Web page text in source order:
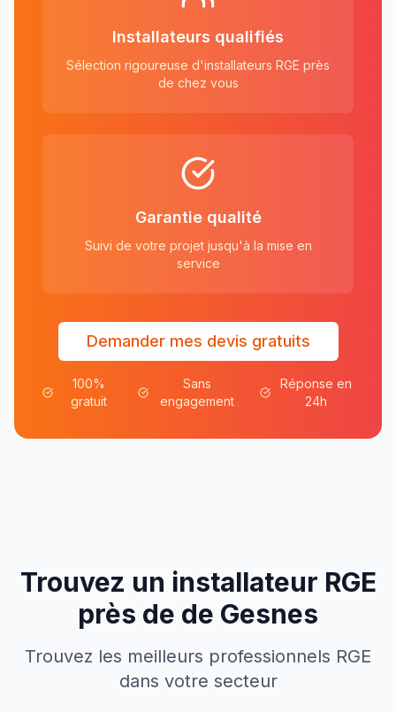
Installateurs qualifiés
Sélection rigoureuse d'installateurs RGE près
de chez vous
Garantie qualité
Suivi de votre projet jusqu'à la mise en
service
Demander mes devis gratuits
100%
gratuit
Sans
engagement
Réponse en
24h
Trouvez un installateur RGE
près de de Gesnes
Trouvez les meilleurs professionnels RGE
dans votre secteur